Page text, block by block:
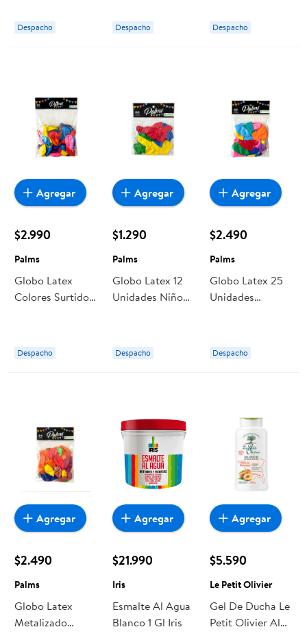
Despacho Despacho Despacho
$2.990
Palms
Globo Latex
Colores Surtidos
Despacho
Agregar
$1.290
Palms
Globo Latex 12
Unidades Niño
Despacho
Agregar
$2.490
Palms
Globo Latex 25
Unidades
Despacho
Agregar
$2.490
Palms
Globo Latex
Metalizado
Agregar
$21.990
Iris
Esmalte Al Agua
Blanco 1 Gl Iris
Agregar
$5.590
Le Petit Olivier
Gel De Ducha Le
Petit Olivier Al
Agregar